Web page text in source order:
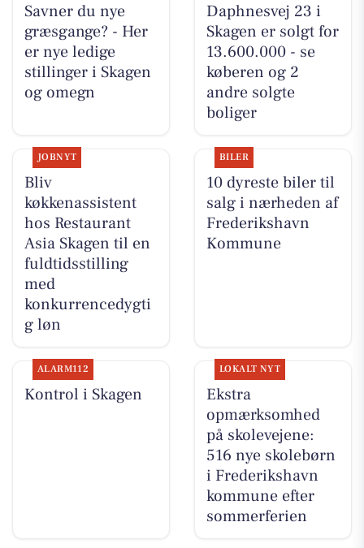
Savner du nye
græsgange? - Her
er nye ledige
stillinger i Skagen
og omegn
Daphnesvej 23 i
Skagen er solgt for
13.600.000 - se
køberen og 2
andre solgte
boliger
JOBNYT
Bliv
køkkenassistent
hos Restaurant
Asia Skagen til en
fuldtidsstilling
med
konkurrencedygti
g løn
BILER
10 dyreste biler til
salg i nærheden af
Frederikshavn
Kommune
ALARM112
Kontrol i Skagen
LOKALT NYT
Ekstra
opmærksomhed
på skolevejene:
516 nye skolebørn
i Frederikshavn
kommune efter
sommerferien